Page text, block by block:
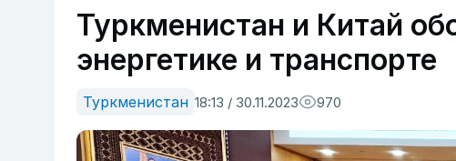
Туркменистан и Китай
энергетике и транспорте
Туркменистан 18:13 / 30.11.2023 970